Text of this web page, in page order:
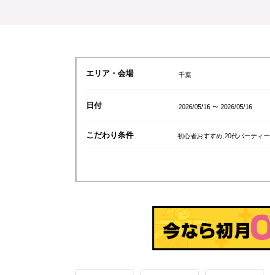
エリア・会場 千葉
日付 2026/05/16 〜 2026/05/16
こだわり条件 初心者おすすめ,20代パーティー